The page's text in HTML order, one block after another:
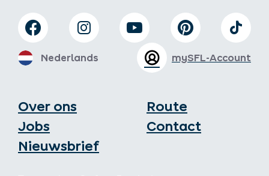
Over ons
Jobs
Nieuwsbrief
Route
Contact
mySFL-Account
Nederlands